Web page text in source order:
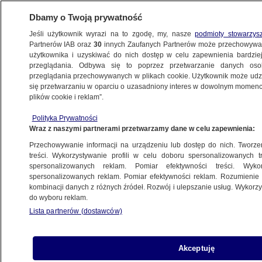
NAJNOWSZE
myszy komputerowej
4.07.2013, 07:36
Udostępnij
Dbamy o Twoją prywatność
Jeśli użytkownik wyrazi na to zgodę, my, naszepodmioty
Partnerów IAB oraz30 innych Zaufanych Partnerów może
użytkownika i uzyskiwać do nich dostęp w celu zapewnienia
przeglądania. Odbywa się to poprzez przetwarzanie danych
przeglądania przechowywanych w plikach cookie. Użytkownik może
się przetwarzaniu w oparciu o uzasadniony interes w dowolnym
plików cookie i reklam”.
Polityka Prywatności
Wraz z naszymi partnerami przetwarzamy dane w celu zapewnienia:
Przechowywanie informacji na urządzeniu lub dostęp do nich.
treści. Wykorzystywanie profili w celu doboru spersonalizowanych
spersonalizowanych reklam. Pomiar efektywności treści.
spersonalizowanych reklam. Pomiar efektywności reklam.
kombinacji danych z różnych źródeł. Rozwój i ulepszanie usług.
do wyboru reklam.
Lista partnerów (dostawców)
Akceptuję